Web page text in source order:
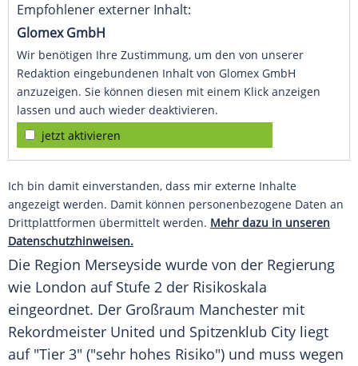
Empfohlener externer Inhalt:
Glomex GmbH
Wir benötigen Ihre Zustimmung, um den von unserer
Redaktion eingebundenen Inhalt von Glomex GmbH
anzuzeigen. Sie können diesen mit einem Klick anzeigen
lassen und auch wieder deaktivieren.
jetzt aktivieren
Ich bin damit einverstanden, dass mir externe Inhalte
angezeigt werden. Damit können personenbezogene Daten an
Drittplattformen übermittelt werden. Mehr dazu in unseren
Datenschutzhinweisen.
Die Region Merseyside wurde von der Regierung
wie London auf Stufe 2 der Risikoskala
eingeordnet. Der Großraum Manchester mit
Rekordmeister United und Spitzenklub City liegt
auf "Tier 3" ("sehr hohes Risiko") und muss wegen